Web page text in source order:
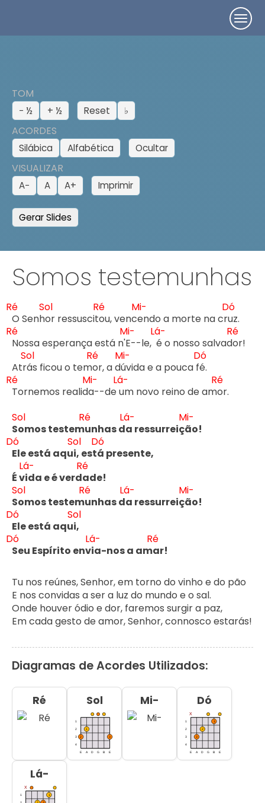
TOM
− ½ + ½ Reset ♭
ACORDES
Silábica Alfabética Ocultar
VISUALIZAR
A− A A+ Imprimir
Gerar Slides
Somos testemunhas
Ré
O Senh
Sol
or ressuscit
Ré
ou, venc
Mi-
endo a morte na cr
Dó
Ré
Nossa esperança está n'
Mi-
E--le,
Lá-
é o nosso salvad
Ré
or!
Atr
Sol
ás ficou o tem
Ré
or, a d
Mi-
úvida e a pouca f
Dó
Ré
Tornemos realid
Mi-
a--de
Lá-
um novo reino de am
Ré
or.
S
Sol
omos testem
Ré
unhas d
Lá-
a ressurreiç
Mi-
ão!
Dó
Ele está aqu
Sol
i, est
Dó
á presente,
É v
Lá-
ida e é verd
Ré
ade!
S
Sol
omos testem
Ré
unhas d
Lá-
a ressurreiç
Mi-
Dó
Ele está aqu
Sol
Dó
Seu Espírito env
Lá-
ia-nos a am
Ré
ar!
Tu nos reúnes, Senhor, em torno do vinho e do pão
E nos convidas a ser a luz do mundo e o sal.
Onde houver ódio e dor, faremos surgir a paz,
Em cada gesto de amor, Senhor, connosco estarás!
Diagramas de Acordes Utilizados:
Ré Sol Mi- Dó
Lá-